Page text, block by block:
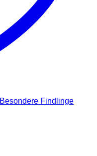
Besondere Findlinge